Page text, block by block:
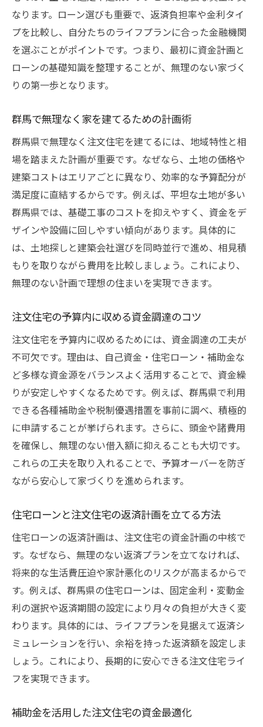
なります。ローン選びも重要で、返済負担率や金利タイ
プを比較し、自分たちのライフプランに合った金融機関
を選ぶことがポイントです。つまり、最初に資金計画と
ローンの基礎知識を整理することが、無理のない家づく
りの第一歩となります。
群馬で無理なく家を建てるための計画術
群馬県で無理なく注文住宅を建てるには、地域特性と相
場を踏まえた計画が重要です。なぜなら、土地の価格や
建築コストはエリアごとに異なり、効率的な予算配分が
満足度に直結するからです。例えば、平坦な土地が多い
群馬県では、基礎工事のコストを抑えやすく、資金をデ
ザインや設備に回しやすい傾向があります。具体的に
は、土地探しと建築会社選びを同時並行で進め、相見積
もりを取りながら費用を比較しましょう。これにより、
無理のない計画で理想の住まいを実現できます。
注文住宅の予算内に収める資金調達のコツ
注文住宅を予算内に収めるためには、資金調達の工夫が
不可欠です。理由は、自己資金・住宅ローン・補助金な
ど多様な資金源をバランスよく活用することで、資金繰
りが安定しやすくなるためです。例えば、群馬県で利用
できる各種補助金や税制優遇措置を事前に調べ、積極的
に申請することが挙げられます。さらに、頭金や諸費用
を確保し、無理のない借入額に抑えることも大切です。
これらの工夫を取り入れることで、予算オーバーを防ぎ
ながら安心して家づくりを進められます。
住宅ローンと注文住宅の返済計画を立てる方法
住宅ローンの返済計画は、注文住宅の資金計画の中核で
す。なぜなら、無理のない返済プランを立てなければ、
将来的な生活費圧迫や家計悪化のリスクが高まるからで
す。例えば、群馬県の住宅ローンは、固定金利・変動金
利の選択や返済期間の設定により月々の負担が大きく変
わります。具体的には、ライフプランを見据えて返済シ
ミュレーションを行い、余裕を持った返済額を設定しま
しょう。これにより、長期的に安心できる注文住宅ライ
フを実現できます。
補助金を活用した注文住宅の資金最適化